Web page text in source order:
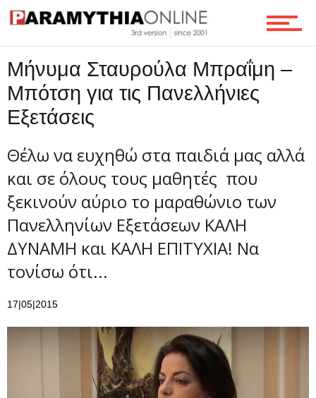
Οικονομία
Τεχνολογία
Επικοινωνία
Μήνυμα Σταυρούλα Μπραΐμη –
Μπότση για τις Πανελλήνιες
Εξετάσεις
Θέλω να ευχηθώ στα παιδιά μας αλλά
και σε όλους τους μαθητές που
ξεκινούν αύριο το μαραθώνιο των
Πανελληνίων Εξετάσεων ΚΑΛΗ
ΔΥΝΑΜΗ και ΚΑΛΗ ΕΠΙΤΥΧΙΑ! Να
τονίσω ότι...
17|05|2015